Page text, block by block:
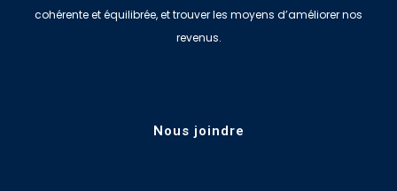
cohérente et équilibrée, et trouver les moyens d’améliorer nos
revenus.
Nous joindre